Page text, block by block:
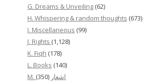
G. Dreams & Unveiling (62)
H. Whispering & random thoughts (673)
I. Miscellaneous (99)
J. Rights (1,128)
K. Fiqh (178)
L. Books (140)
M. اشعار (350)